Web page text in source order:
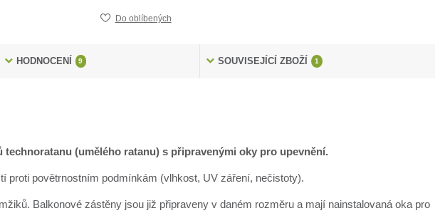
Do oblíbených
HODNOCENÍ 9 SOUVISEJÍCÍ ZBOŽÍ 1
(umělého ratanu) s připravenými oky pro upevnění.
proti povětrnostním podmínkám (vlhkost, UV záření, nečistoty).
Balkonové zástěny jsou již připraveny v daném rozměru a mají nainstalovaná oka pro